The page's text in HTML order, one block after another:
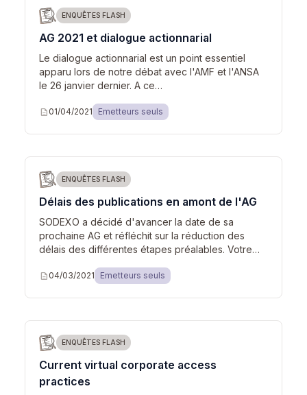
ENQUÊTES FLASH
AG 2021 et dialogue actionnarial
Le dialogue actionnarial est un point essentiel
apparu lors de notre débat avec l'AMF et l'ANSA
le 26 janvier dernier. A ce…
description 01/04/2021 Emetteurs seuls
ENQUÊTES FLASH
Délais des publications en amont de l'AG
SODEXO a décidé d'avancer la date de sa
prochaine AG et réfléchit sur la réduction des
délais des différentes étapes préalables. Votre…
description 04/03/2021 Emetteurs seuls
ENQUÊTES FLASH
Current virtual corporate access
practices